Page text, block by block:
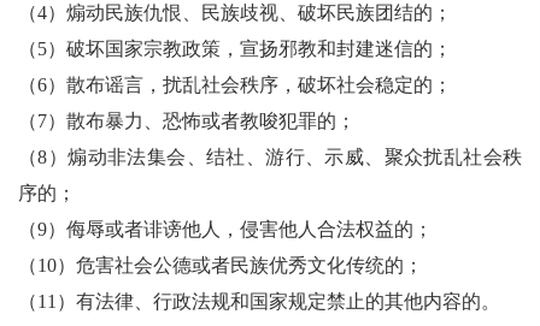
（4）煽动民族仇恨、民族歧视、破坏民族团结的；
（5）破坏国家宗教政策，宣扬邪教和封建迷信的；
（6）散布谣言，扰乱社会秩序，破坏社会稳定的；
（7）散布暴力、恐怖或者教唆犯罪的；
（8）煽动非法集会、结社、游行、示威、聚众扰乱社会秩
序的；
（9）侮辱或者诽谤他人，侵害他人合法权益的；
（10）危害社会公德或者民族优秀文化传统的；
（11）有法律、行政法规和国家规定禁止的其他内容的。